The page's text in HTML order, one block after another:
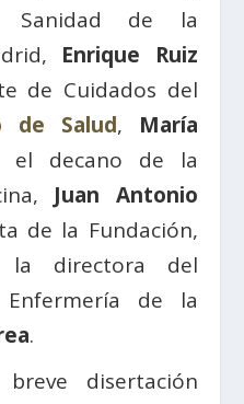
Sanidad de la
Enrique Ruiz
de Cuidados del
de Salud, María
el decano de la
Juan Antonio
de la Fundación,
directora del
de la
.
disertación